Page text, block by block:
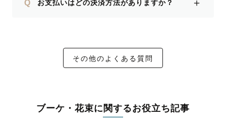
Q お支払いはどの決済方法がありますか？ ＋
その他のよくある質問
ブーケ・花束に関するお役立ち記事